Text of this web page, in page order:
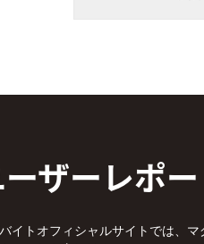
ザーレポ
イトオフィシャルサイトでは、